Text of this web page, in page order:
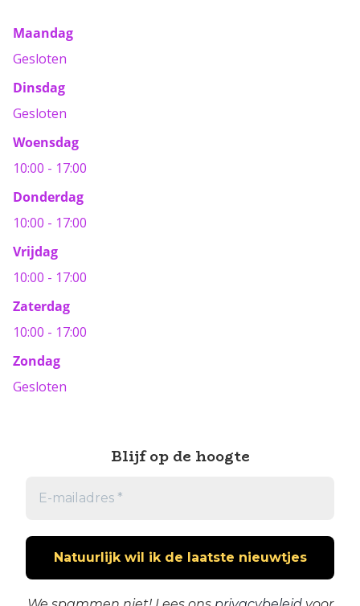
Maandag
Gesloten
Dinsdag
Gesloten
Woensdag
10:00 - 17:00
Donderdag
10:00 - 17:00
Vrijdag
10:00 - 17:00
Zaterdag
10:00 - 17:00
Zondag
Gesloten
Blijf op de hoogte